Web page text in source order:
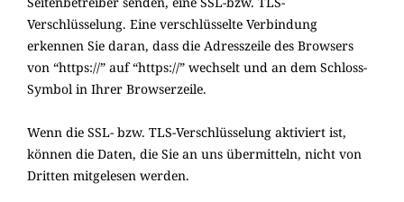
Verschlüsselung. Eine verschlüsselte Verbindung
erkennen Sie daran, dass die Adresszeile des Browsers
von “https://” auf “https://” wechselt und an dem Schloss-
Symbol in Ihrer Browserzeile.
Wenn die SSL- bzw. TLS-Verschlüsselung aktiviert ist,
können die Daten, die Sie an uns übermitteln, nicht von
Dritten mitgelesen werden.